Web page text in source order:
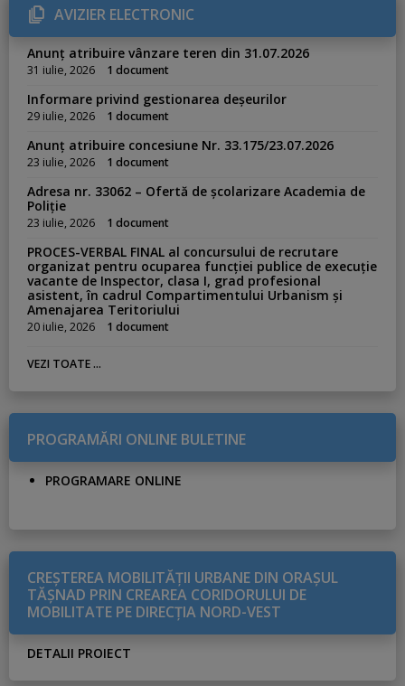
r
i
e
s
AVIZIER ELECTRONIC
Anunț atribuire vânzare teren din 31.07.2026
31 iulie, 2026 1 document
Informare privind gestionarea deșeurilor
29 iulie, 2026 1 document
Anunț atribuire concesiune Nr. 33.175/23.07.2026
23 iulie, 2026 1 document
Adresa nr. 33062 – Ofertă de școlarizare Academia de
Poliție
23 iulie, 2026 1 document
PROCES-VERBAL FINAL al concursului de recrutare
organizat pentru ocuparea funcției publice de execuție
vacante de Inspector, clasa I, grad profesional
asistent, în cadrul Compartimentului Urbanism și
Amenajarea Teritoriului
20 iulie, 2026 1 document
VEZI TOATE ...
PROGRAMĂRI ONLINE BULETINE
PROGRAMARE ONLINE
CREŞTEREA MOBILITĂŢII URBANE DIN ORAŞUL
TĂŞNAD PRIN CREAREA CORIDORULUI DE
MOBILITATE PE DIRECŢIA NORD-VEST
DETALII PROIECT